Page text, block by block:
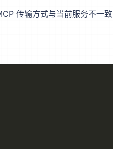
传输方式与当前服务不一致